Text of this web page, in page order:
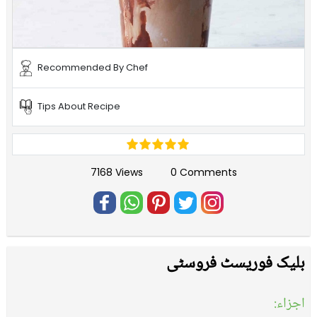
Recommended By Chef
Tips About Recipe
7168 Views 0 Comments
بلیک فوریسٹ فروسٹی
اجزاء: